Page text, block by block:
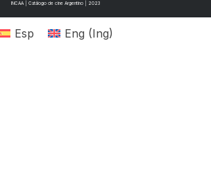
INCAA | Catálogo de cine Argentino | 2023
Esp Eng (Ing)